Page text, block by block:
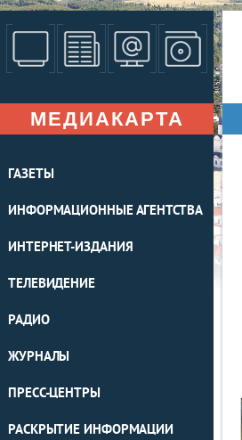
МЕДИАКАРТА
ГАЗЕТЫ
ИНФОРМАЦИОННЫЕ АГЕНТСТВА
ИНТЕРНЕТ-ИЗДАНИЯ
ТЕЛЕВИДЕНИЕ
РАДИО
ЖУРНАЛЫ
ПРЕСС-ЦЕНТРЫ
РАСКРЫТИЕ ИНФОРМАЦИИ